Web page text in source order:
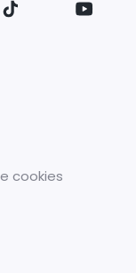
cookies